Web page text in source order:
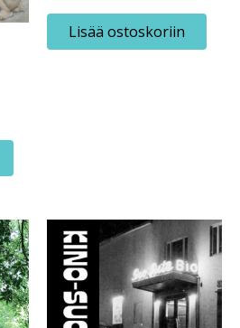
Lisää ostoskoriin